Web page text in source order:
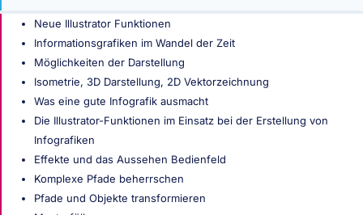
Neue Illustrator Funktionen
Informationsgrafiken im Wandel der Zeit
Möglichkeiten der Darstellung
Isometrie, 3D Darstellung, 2D Vektorzeichnung
Was eine gute Infografik ausmacht
Die Illustrator-Funktionen im Einsatz bei der Erstellung von
Infografiken
Effekte und das Aussehen Bedienfeld
Komplexe Pfade beherrschen
Pfade und Objekte transformieren